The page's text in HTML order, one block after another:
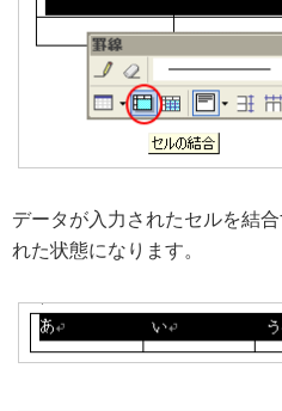
データが入力されたセルを結
れた状態になります。